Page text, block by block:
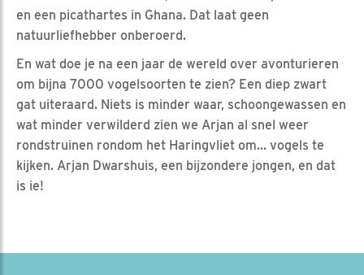
en een picathartes in Ghana. Dat laat geen
natuurliefhebber onberoerd.
En wat doe je na een jaar de wereld over avonturieren
om bijna 7000 vogelsoorten te zien? Een diep zwart
gat uiteraard. Niets is minder waar, schoongewassen en
wat minder verwilderd zien we Arjan al snel weer
rondstruinen rondom het Haringvliet om… vogels te
kijken. Arjan Dwarshuis, een bijzondere jongen, en dat
is ie!